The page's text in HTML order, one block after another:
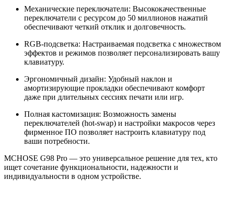
Механические переключатели: Высококачественные
переключатели с ресурсом до 50 миллионов нажатий
обеспечивают четкий отклик и долговечность.
RGB-подсветка: Настраиваемая подсветка с множеством
эффектов и режимов позволяет персонализировать вашу
клавиатуру.
Эргономичный дизайн: Удобный наклон и
амортизирующие прокладки обеспечивают комфорт
даже при длительных сессиях печати или игр.
Полная кастомизация: Возможность замены
переключателей (hot-swap) и настройки макросов через
фирменное ПО позволяет настроить клавиатуру под
ваши потребности.
MCHOSE G98 Pro — это универсальное решение для тех, кто
ищет сочетание функциональности, надежности и
индивидуальности в одном устройстве.